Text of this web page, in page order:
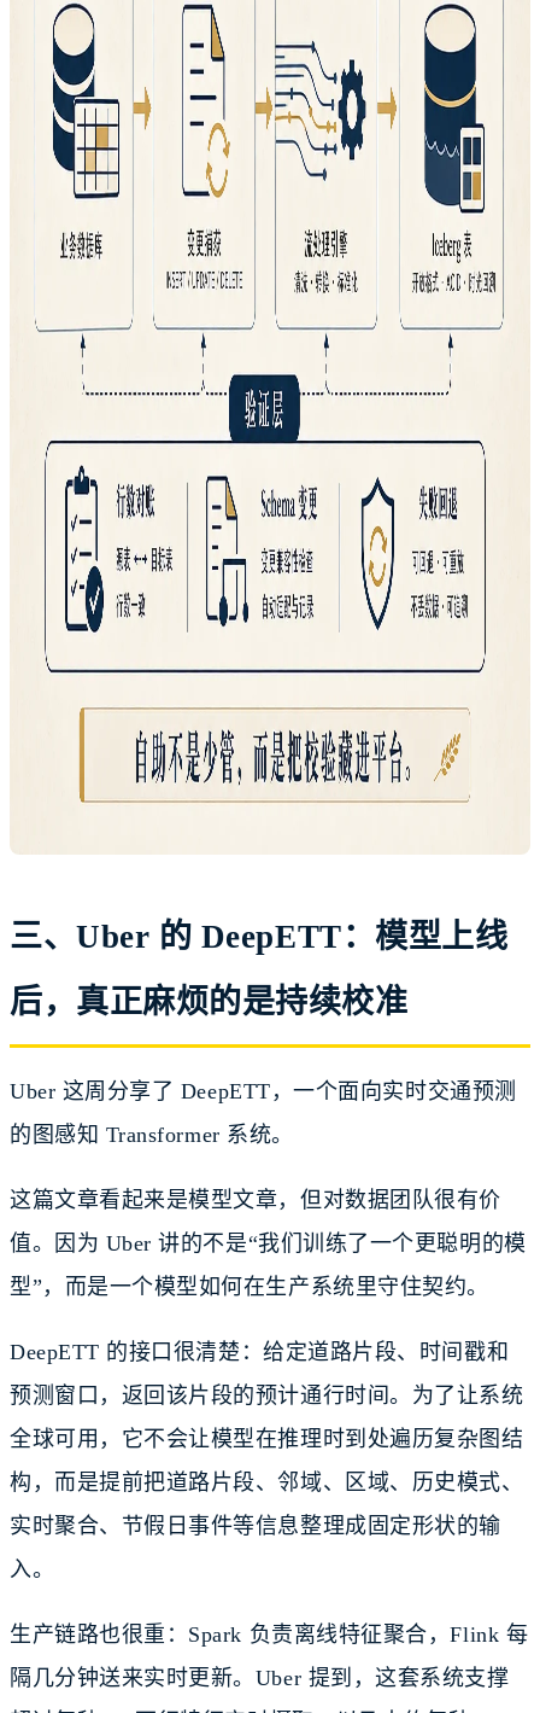
三、Uber 的 DeepETT：模型上线
后，真正麻烦的是持续校准
Uber 这周分享了 DeepETT，一个面向实时交通预测
的图感知 Transformer 系统。
这篇文章看起来是模型文章，但对数据团队很有价
值。因为 Uber 讲的不是“我们训练了一个更聪明的模
型”，而是一个模型如何在生产系统里守住契约。
DeepETT 的接口很清楚：给定道路片段、时间戳和
预测窗口，返回该片段的预计通行时间。为了让系统
全球可用，它不会让模型在推理时到处遍历复杂图结
构，而是提前把道路片段、邻域、区域、历史模式、
实时聚合、节假日事件等信息整理成固定形状的输
入。
生产链路也很重：Spark 负责离线特征聚合，Flink 每
隔几分钟送来实时更新。Uber 提到，这套系统支撑